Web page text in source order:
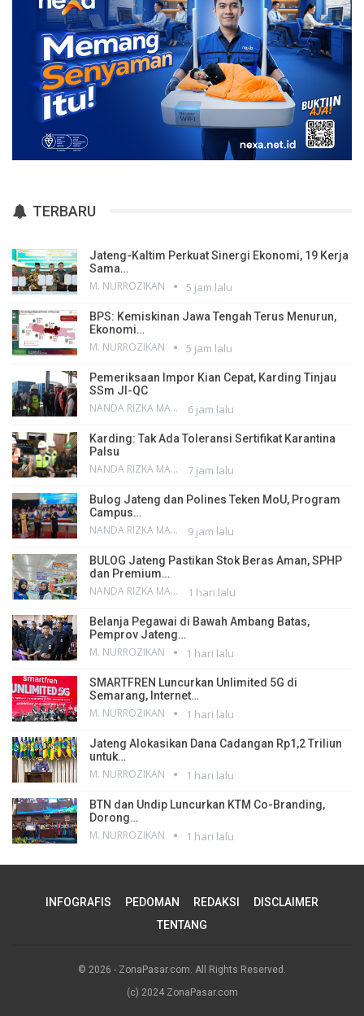
TERBARU
Jateng-Kaltim Perkuat Sinergi Ekonomi, 19 Kerja
Sama…
M. NURROZIKAN 5 jam lalu
BPS: Kemiskinan Jawa Tengah Terus Menurun,
Ekonomi…
M. NURROZIKAN 5 jam lalu
Pemeriksaan Impor Kian Cepat, Karding Tinjau
SSm JI-QC
NANDA RIZKA MAHENDRA 6 jam lalu
Karding: Tak Ada Toleransi Sertifikat Karantina
Palsu
NANDA RIZKA MAHENDRA 7 jam lalu
Bulog Jateng dan Polines Teken MoU, Program
Campus…
NANDA RIZKA MAHENDRA 9 jam lalu
BULOG Jateng Pastikan Stok Beras Aman, SPHP
dan Premium…
NANDA RIZKA MAHENDRA 1 hari lalu
Belanja Pegawai di Bawah Ambang Batas,
Pemprov Jateng…
M. NURROZIKAN 1 hari lalu
SMARTFREN Luncurkan Unlimited 5G di
Semarang, Internet…
M. NURROZIKAN 1 hari lalu
Jateng Alokasikan Dana Cadangan Rp1,2 Triliun
untuk…
M. NURROZIKAN 1 hari lalu
BTN dan Undip Luncurkan KTM Co-Branding,
Dorong…
M. NURROZIKAN 1 hari lalu
INFOGRAFIS PEDOMAN REDAKSI
DISCLAIMER
TENTANG
© 2026 - ZonaPasar.com. All Rights Reserved.
(c) 2024 ZonaPasar.com